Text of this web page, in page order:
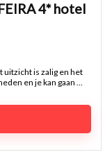
4* hotel
uitzicht is zalig en het
en je kan gaan ...